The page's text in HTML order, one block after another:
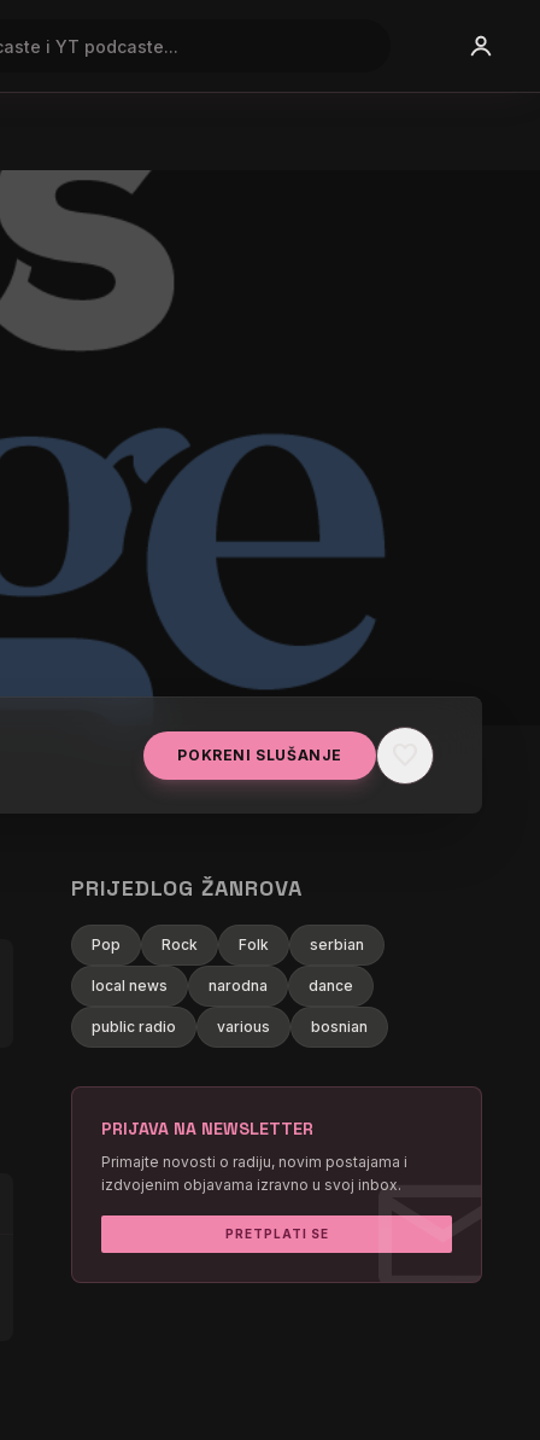
POKRENI SLUŠANJE
PRIJEDLOG ŽANROVA
Pop Rock Folk serbian
local news narodna dance
public radio various bosnian
mail
PRIJAVA NA NEWSLETTER
Primajte novosti o radiju, novim postajama i
izdvojenim objavama izravno u svoj inbox.
PRETPLATI SE